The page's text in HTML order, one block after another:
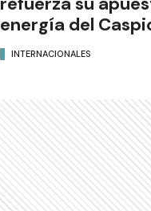
energía del
INTERNACIONALES